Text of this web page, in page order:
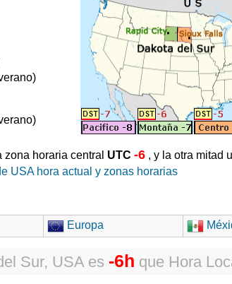
zona horaria central UTC -6 , y la otra mitad
USA hora actual y zonas horarias
Europa
Sur, USA es -6h que Hora